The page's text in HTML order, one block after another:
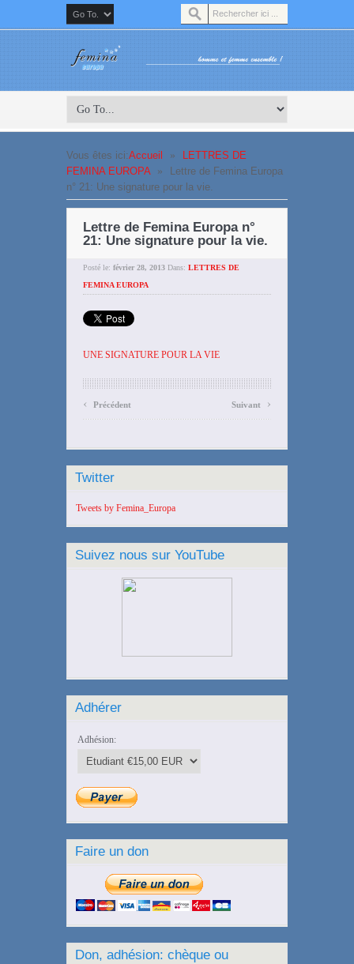
Vous êtes ici:Accueil »
LETTRES DE
FEMINA EUROPA
»
Lettre de Femina Europa
n° 21: Une signature pour la vie.
Lettre de Femina Europa n°
21: Une signature pour la vie.
Posté le: février 28, 2013 Dans: LETTRES DE
FEMINA EUROPA
UNE SIGNATURE POUR LA VIE
‹ Précédent Suivant ›
Twitter
Tweets by Femina_Europa
Suivez nous sur YouTube
Adhérer
Adhésion:
Faire un don
Don, adhésion: chèque ou